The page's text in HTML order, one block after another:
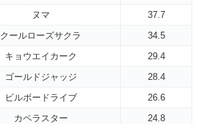
ヌマ
37.7
クールローズサクラ
34.5
キョウエイカーク
29.4
ゴールドジャッジ
28.4
ビルボードライブ
26.6
カペラスター
24.8